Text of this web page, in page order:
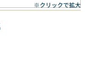
※クリックで拡大